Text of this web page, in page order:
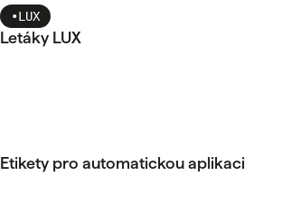
•LUX
Letáky LUX
Etikety pro automatickou aplikaci